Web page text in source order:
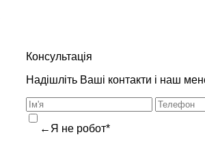
Консультація
Надішліть Ваші контакти і наш
←Я не робот*